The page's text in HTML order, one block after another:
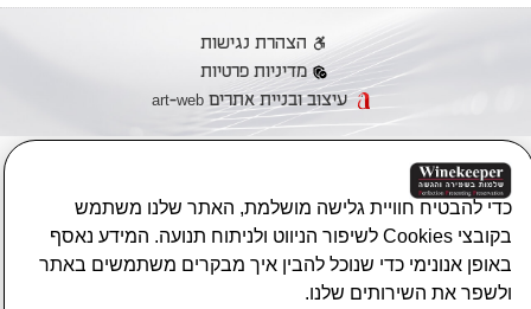
עיצוב ובניית אתרים art-web
מדיניות פרטיות
הצהרת נגישות
כדי להבטיח חוויית גלישה מושלמת, האתר שלנו משתמש
בקובצי Cookies לשיפור הניווט ולניתוח תנועה. המידע נאסף
באופן אנונימי כדי שנוכל להבין איך מבקרים משתמשים באתר
ולשפר את השירותים שלנו.